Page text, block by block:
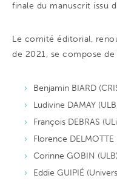
finale du manuscrit issu
Le comité éditorial,
de 2021, se compose
Benjamin BIARD
Ludivine DAMAY
François DEBRAS
Florence DELMOTTE
Corinne GOBIN (ULB)
Eddie GUIPIÉ